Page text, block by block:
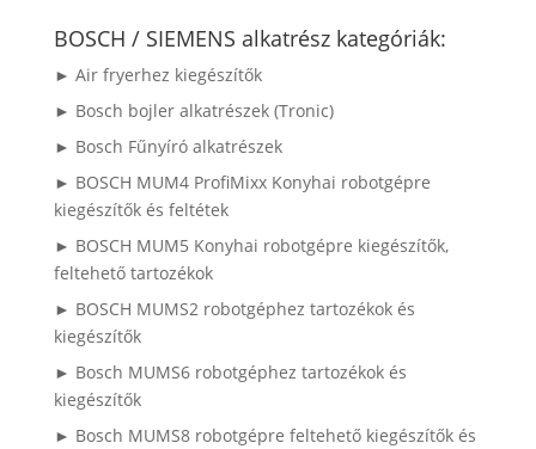
következőre:
BOSCH / SIEMENS alkatrész kategóriák:
► Air fryerhez kiegészítők
► Bosch bojler alkatrészek (Tronic)
► Bosch Fűnyíró alkatrészek
► BOSCH MUM4 ProfiMixx Konyhai robotgépre
kiegészítők és feltétek
► BOSCH MUM5 Konyhai robotgépre kiegészítők,
feltehető tartozékok
► BOSCH MUMS2 robotgéphez tartozékok és
kiegészítők
► Bosch MUMS6 robotgéphez tartozékok és
kiegészítők
► Bosch MUMS8 robotgépre feltehető kiegészítők és